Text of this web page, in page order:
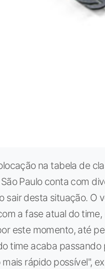
na tabela de
Paulo conta com
sair desta situação. O
a fase atual do
este momento, até
time acaba
rápido possível",